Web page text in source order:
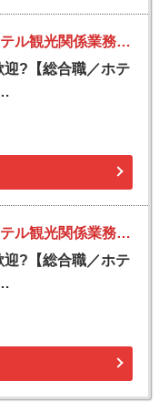
?完全未経験大歓迎?【総合職／ホテル観光関係業務（ホスピタリティ業務）】ホワイト企業「プラチナ」認定｜完全週休2日（シフト制）／新規事業◎
?【総合職／ホテ
?完全未経験大歓迎?【総合職／ホテル観光関係業務（ホスピタリティ業務）】ホワイト企業「プラチナ」認定｜完全週休2日（シフト制）／新規事業◎
?【総合職／ホテ